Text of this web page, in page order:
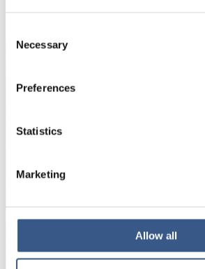
Selection
Necessary
Preferences
Statistics
Marketing
Allow all
E-mail *
Your information will not be